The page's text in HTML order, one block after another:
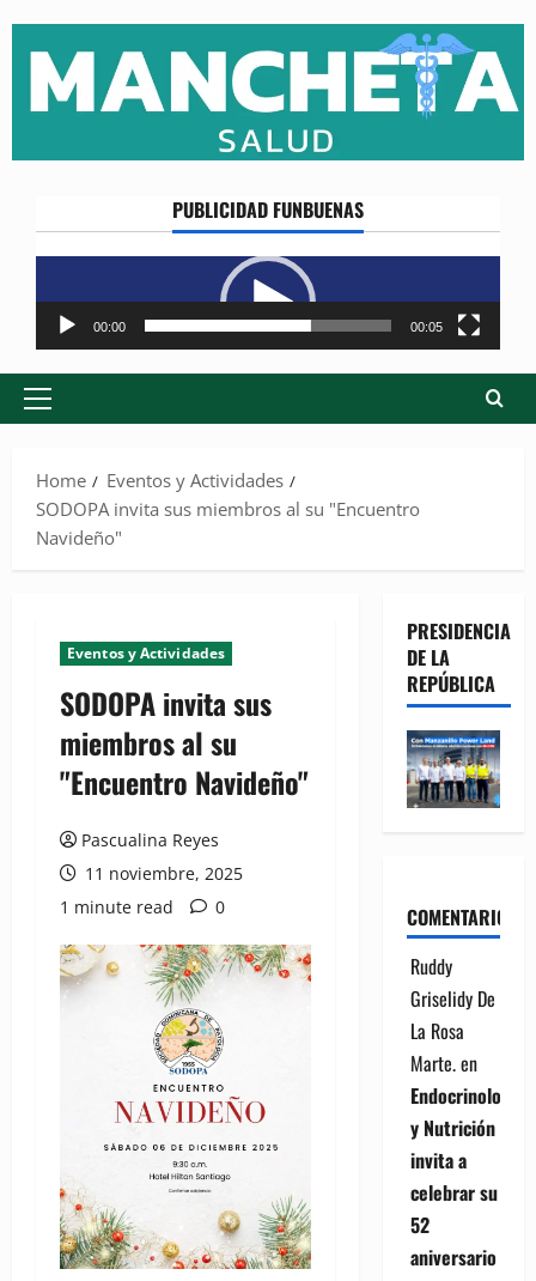
content
PUBLICIDAD FUNBUENAS
Reproductor
de
vídeo
00:00 00:05
Primary
Home
Eventos y Actividades
SODOPA invita sus miembros al su "Encuentro
Navideño"
Eventos y Actividades
SODOPA invita sus
miembros al su
"Encuentro Navideño"
Pascualina Reyes
11 noviembre, 2025
1 minute read
0
PRESIDENCIA
DE LA
REPÚBLICA
COMENTARIOS
Ruddy
Griselidy De
La Rosa
Marte.en
Endocrinología
y Nutrición
invita a
celebrar su
52
aniversario